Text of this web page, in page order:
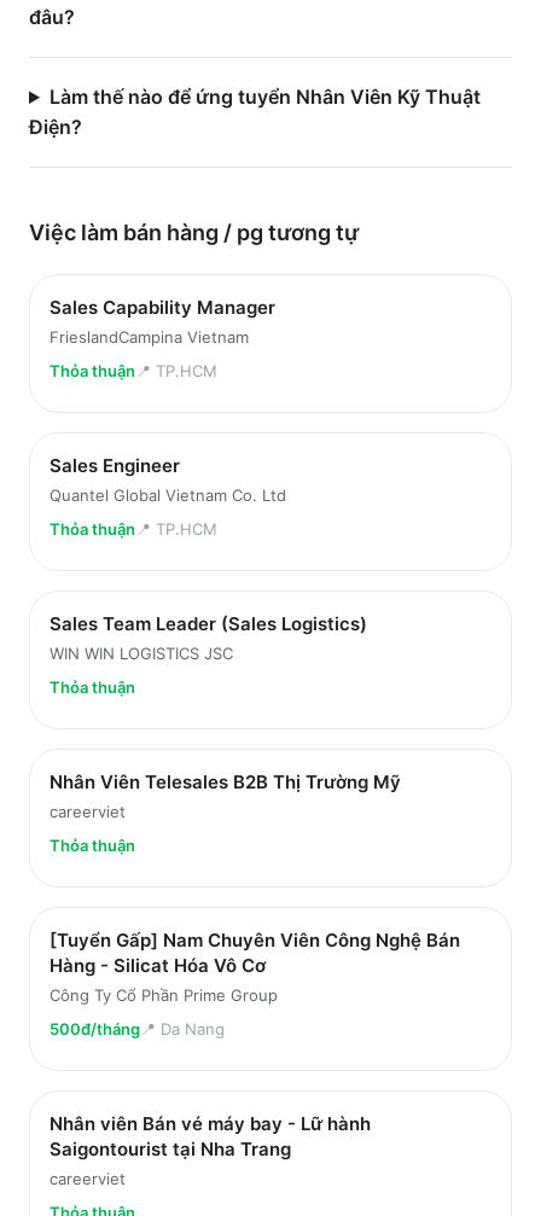
đâu?
Làm thế nào để ứng tuyển Nhân Viên Kỹ Thuật
Điện?
Việc làm bán hàng / pg tương tự
Sales Capability Manager
FrieslandCampina Vietnam
Thỏa thuận 📍 TP.HCM
Sales Engineer
Quantel Global Vietnam Co. Ltd
Thỏa thuận 📍 TP.HCM
Sales Team Leader (Sales Logistics)
WIN WIN LOGISTICS JSC
Thỏa thuận
Nhân Viên Telesales B2B Thị Trường Mỹ
careerviet
Thỏa thuận
[Tuyển Gấp] Nam Chuyên Viên Công Nghệ Bán
Hàng - Silicat Hóa Vô Cơ
Công Ty Cổ Phần Prime Group
500đ/tháng📍 Da Nang
Nhân viên Bán vé máy bay - Lữ hành
Saigontourist tại Nha Trang
careerviet